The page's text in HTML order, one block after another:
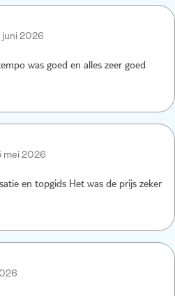
juni 2026
was goed en alles zeer goed
mei 2026
en topgids Het was de prijs zeker